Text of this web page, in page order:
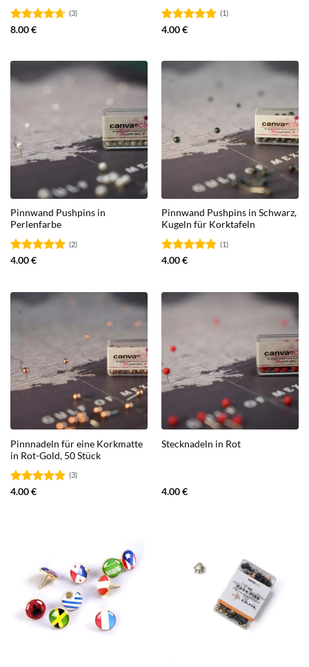
Bewertet
(3)
8.00€
Bewertet
(1)
4.00€
Pinnwand Pushpins in
Perlenfarbe
Bewertet
(2)
4.00€
Pinnwand Pushpins in Schwarz,
Kugeln für Korktafeln
Bewertet
(1)
4.00€
Pinnnadeln für eine Korkmatte
in Rot-Gold, 50 Stück
Bewertet
(3)
4.00€
Stecknadeln in Rot
4.00€